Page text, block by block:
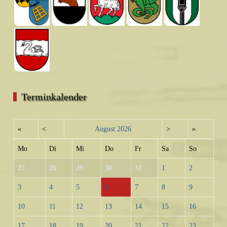
Terminkalender
« < August 2026 > »
Mo Di Mi Do Fr Sa So
27 28 29 30 31 1 2
3 4 5 6 7 8 9
10 11 12 13 14 15 16